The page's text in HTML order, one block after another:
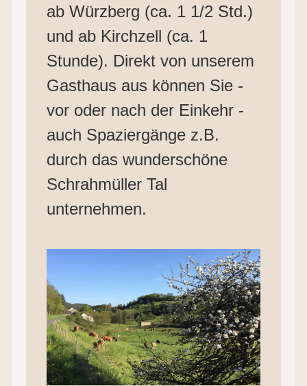
ab Würzberg (ca. 1 1/2 Std.)
und ab Kirchzell (ca. 1
Stunde). Direkt von unserem
Gasthaus aus können Sie -
vor oder nach der Einkehr -
auch Spaziergänge z.B.
durch das wunderschöne
Schrahmüller Tal
unternehmen.